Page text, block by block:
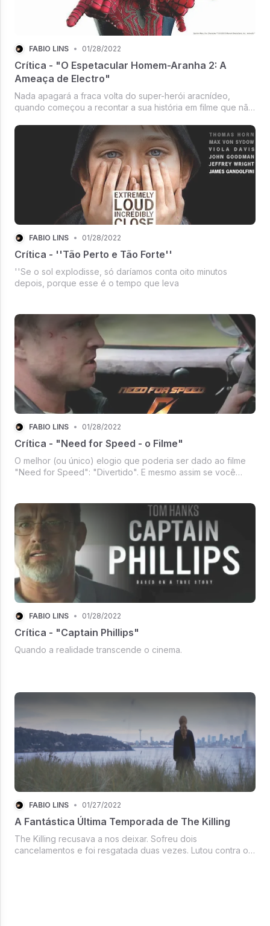
FÁBIO LINS • 01/28/2022
Crítica - "O Espetacular Homem-Aranha 2: A
Ameaça de Electro"
Nada apagará a fraca volta do super-herói aracnídeo,
quando começou a recontar a sua história em filme que não
'mais do mesmo' da franquia, e feito de forma
decepcionante. Marc Webb tinha a...
FÁBIO LINS • 01/28/2022
Crítica - ''Tão Perto e Tão Forte''
''Se o sol explodisse, só daríamos conta oito minutos
depois, porque esse é o tempo que leva
FÁBIO LINS • 01/28/2022
Crítica - "Need for Speed - o Filme"
O melhor (ou único) elogio que poderia ser dado ao filme
"Need for Speed": "Divertido". E mesmo assim se você
FÁBIO LINS • 01/28/2022
Crítica - "Captain Phillips"
Quando a realidade transcende o cinema.
FÁBIO LINS • 01/27/2022
A Fantástica Última Temporada de The Killing
The Killing recusava a nos deixar. Sofreu dois
cancelamentos e foi resgatada duas vezes. Lutou contra os